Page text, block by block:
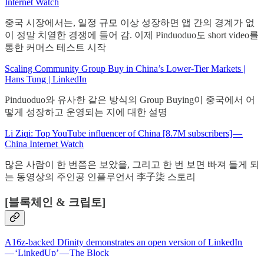
Internet Watch
중국 시장에서는, 일정 규모 이상 성장하면 앱 간의 경계가 없
이 정말 치열한 경쟁에 들어 감. 이제 Pinduoduo도 short video를
통한 커머스 테스트 시작
Scaling Community Group Buy in China’s Lower-Tier Markets |
Hans Tung | LinkedIn
Pinduoduo와 유사한 같은 방식의 Group Buying이 중국에서 어
떻게 성장하고 운영되는 지에 대한 설명
Li Ziqi: Top YouTube influencer of China [8.7M subscribers] —
China Internet Watch
많은 사람이 한 번쯤은 보았을, 그리고 한 번 보면 빠져 들게 되
는 동영상의 주인공 인플루언서 李子柒 스토리
[블록체인 & 크립토]
A16z-backed Dfinity demonstrates an open version of LinkedIn
— ‘LinkedUp’ — The Block